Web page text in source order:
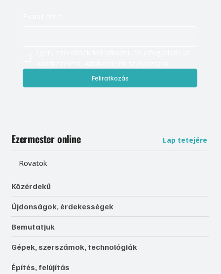
Feliratkozás
Ezermester online Lap tetejére
Rovatok
Közérdekű
Újdonságok, érdekességek
Bemutatjuk
Gépek, szerszámok, technológiák
Építés, felújítás